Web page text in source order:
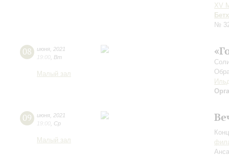
XV
№
08 июня 2021
19:00 Вт
Малый зал
09 июня 2021
19:00 Ср
Малый зал